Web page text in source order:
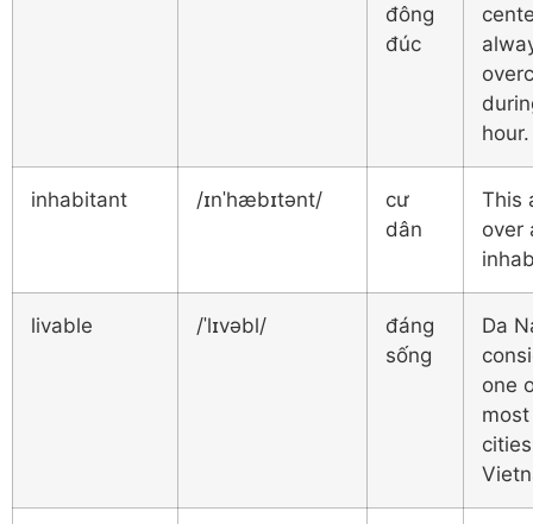
đông
đúc
hour.
inhabitant /ɪnˈhæbɪtənt/
cư
dân
This
over
livable /ˈlɪvəbl/
đáng
sống
Da
one